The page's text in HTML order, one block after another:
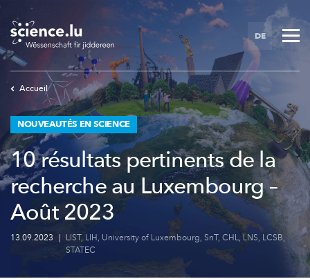
Skip
main
content
DE
Accueil
NOUVEAUTÉS EN SCIENCE
10 résultats pertinents de la
recherche au Luxembourg –
Août 2023
13.09.2023 | LIST, LIH, University of Luxembourg, SnT, CHL,LNS, LCSB,
STATEC